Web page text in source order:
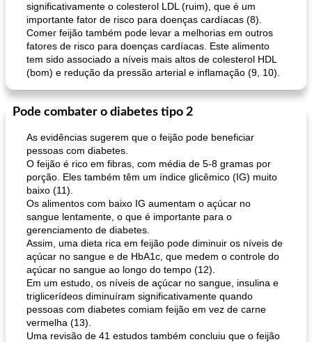
significativamente o colesterol LDL (ruim), que é um
importante fator de risco para doenças cardíacas (8).
Comer feijão também pode levar a melhorias em outros
fatores de risco para doenças cardíacas. Este alimento
tem sido associado a níveis mais altos de colesterol HDL
(bom) e redução da pressão arterial e inflamação (9, 10).
Pode combater o diabetes tipo 2
As evidências sugerem que o feijão pode beneficiar
pessoas com diabetes.
O feijão é rico em fibras, com média de 5-8 gramas por
porção. Eles também têm um índice glicêmico (IG) muito
baixo (11).
Os alimentos com baixo IG aumentam o açúcar no
sangue lentamente, o que é importante para o
gerenciamento de diabetes.
Assim, uma dieta rica em feijão pode diminuir os níveis de
açúcar no sangue e de HbA1c, que medem o controle do
açúcar no sangue ao longo do tempo (12).
Em um estudo, os níveis de açúcar no sangue, insulina e
triglicerídeos diminuíram significativamente quando
pessoas com diabetes comiam feijão em vez de carne
vermelha (13).
Uma revisão de 41 estudos também concluiu que o feijão